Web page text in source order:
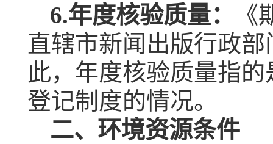
6.年度核验质量：
直辖市新闻出版行政
此，年度核验质量指
登记制度的情况。
二、环境资源条件